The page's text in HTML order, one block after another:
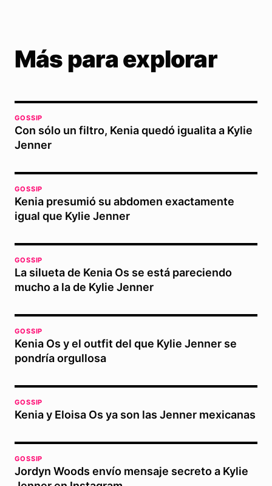
Más para explorar
GOSSIP
Con sólo un filtro, Kenia quedó igualita a Kylie
Jenner
GOSSIP
Kenia presumió su abdomen exactamente
igual que Kylie Jenner
GOSSIP
La silueta de Kenia Os se está pareciendo
mucho a la de Kylie Jenner
GOSSIP
Kenia Os y el outfit del que Kylie Jenner se
pondría orgullosa
GOSSIP
Kenia y Eloisa Os ya son las Jenner mexicanas
GOSSIP
Jordyn Woods envío mensaje secreto a Kylie